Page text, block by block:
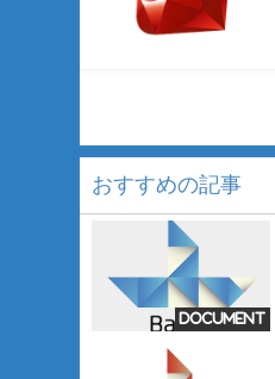
おすすめの記事
Document